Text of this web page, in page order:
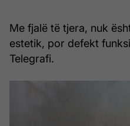
Me fjalë të tjera, nuk
estetik, por defekt
Telegrafi.